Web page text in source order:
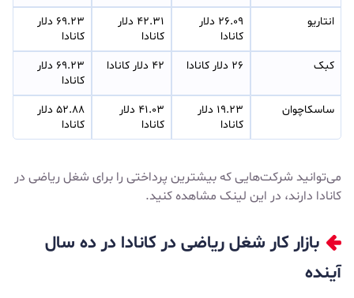
انتاریو
کانادا
کانادا
کانادا
کبک
۲۶ دلار کانادا ۴۲ دلار کانادا
کانادا
ساسکاچوان
کانادا
کانادا
کانادا
می‌توانید شرکت‌هایی که بیشترین پرداختی را برای شغل ریاضی در
کانادا دارند، در این لینک مشاهده کنید.
بازار کار شغل ریاضی در کانادا در ده سال
آینده